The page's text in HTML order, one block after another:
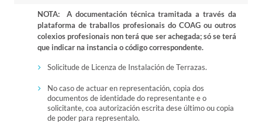
NOTA: A documentación técnica tramitada a través da
plataforma de traballos profesionais do COAG ou outros
colexios profesionais non terá que ser achegada; só se terá
que indicar na instancia o código correspondente.
Solicitude de Licenza de Instalación de Terrazas.
No caso de actuar en representación, copia dos
documentos de identidade do representante e o
solicitante, coa autorización escrita dese último ou copia
de poder para representalo.